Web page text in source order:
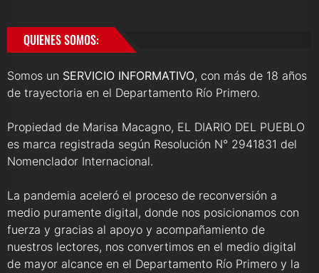
QUIENES SOMOS:
Somos un SERVICIO INFORMATIVO, con más de 18 años
de trayectoria en el Departamento Río Primero.
Propiedad de Marisa Macagno, EL DIARIO DEL PUEBLO
es marca registrada según Resolución N° 2941831 del
Nomenclador Internacional.
La pandemia aceleró el proceso de reconversión a
medio puramente digital, donde nos posicionamos con
fuerza y gracias al apoyo y acompañamiento de
nuestros lectores, nos convertimos en el medio digital
de mayor alcance en el Departamento Río Primero y la